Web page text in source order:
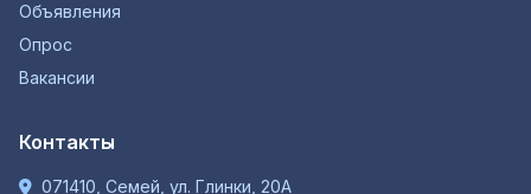
Объявления
Опрос
Вакансии
Контакты
071410, Семей, ул. Глинки, 20А